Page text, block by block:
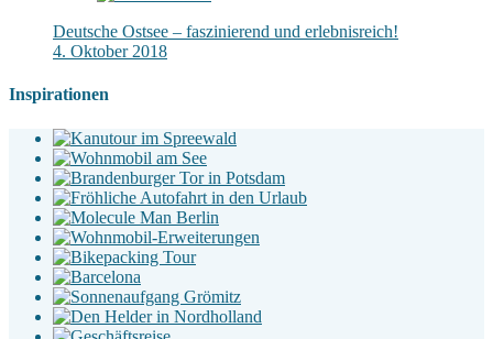
Deutsche Ostsee – faszinierend und erlebnisreich!
4. Oktober 2018
Inspirationen